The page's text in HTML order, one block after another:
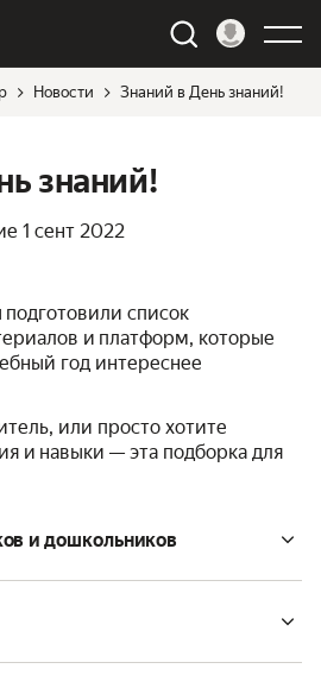
Новости Знаний в День знаний!
знаний!
1 сент 2022
подготовили список
и платформ, которые
год интереснее
или просто хотите
и навыки — эта подборка для
и дошкольников